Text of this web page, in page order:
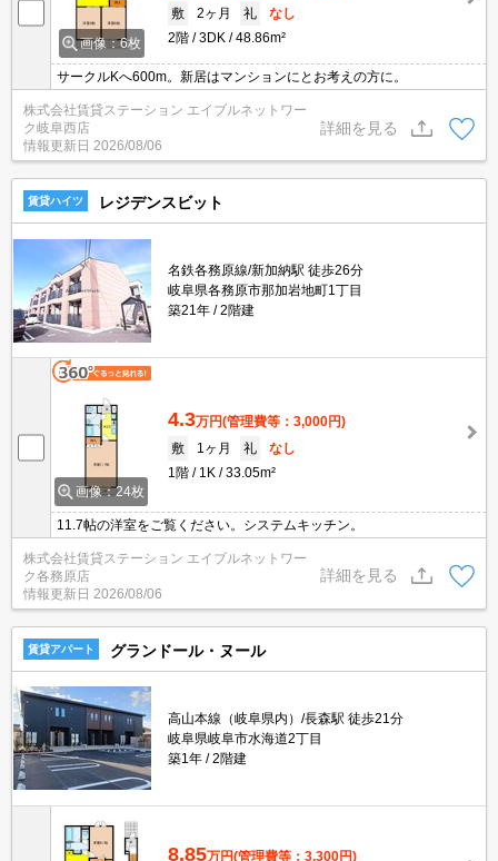
画像：6枚
敷
2ヶ月 礼
なし
2階
3DK 48.86m²
サークルKへ600m。新居はマンションにとお考えの方に。
株式会社賃貸ステーション エイブルネットワー
ク岐阜西店
情報更新日 2026/08/06
詳細を見る
賃貸ハイツ レジデンスビット
名鉄各務原線/新加納駅 徒歩26分
岐阜県各務原市那加岩地町1丁目
築21年
2階建
画像：24枚
4.3万円(管理費等：3,000円)
敷
1ヶ月 礼
なし
1階
1K 33.05m²
11.7帖の洋室をご覧ください。システムキッチン。
株式会社賃貸ステーション エイブルネットワー
ク各務原店
情報更新日 2026/08/06
詳細を見る
賃貸アパート グランドール・ヌール
高山本線（岐阜県内）/長森駅 徒歩21分
岐阜県岐阜市水海道2丁目
築1年
2階建
8.85万円(管理費等：3,300円)